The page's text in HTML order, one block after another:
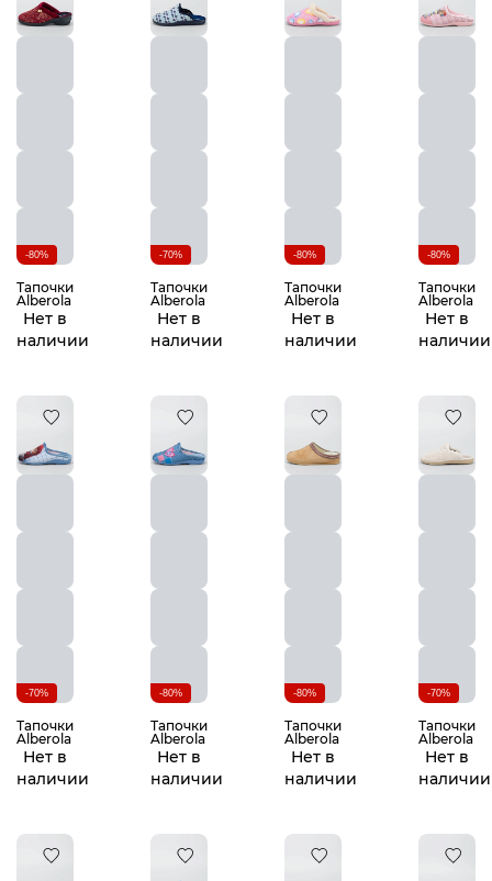
-80%
Тапочки
Alberola
Нет в
наличии
-70%
Тапочки
Alberola
Нет в
наличии
-80%
Тапочки
Alberola
Нет в
наличии
-80%
Тапочки
Alberola
Нет в
наличии
-70%
Тапочки
Alberola
Нет в
наличии
-80%
Тапочки
Alberola
Нет в
наличии
-80%
Тапочки
Alberola
Нет в
наличии
-70%
Тапочки
Alberola
Нет в
наличии